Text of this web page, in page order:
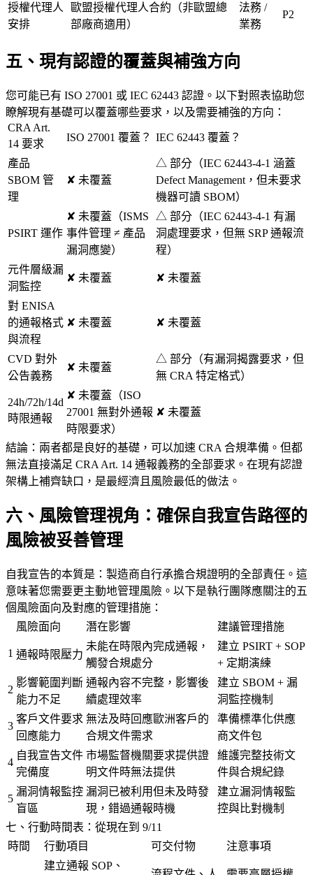
授權代理人
安排
歐盟授權代理人合約（非歐盟總
部廠商適用）
法務 /
業務
P2
五、現有認證的覆蓋與補強方向
您可能已有 ISO 27001 或 IEC 62443 認證。以下對照表協助您
瞭解現有基礎可以覆蓋哪些要求，以及需要補強的方向：
CRA Art.
14 要求
ISO 27001 覆蓋？ IEC 62443 覆蓋？
產品
SBOM 管
理
✘ 未覆蓋
△ 部分（IEC 62443-4-1 涵蓋
Defect Management，但未要求
機器可讀 SBOM）
PSIRT 運作
✘ 未覆蓋（ISMS
事件管理 ≠ 產品
漏洞應變）
△ 部分（IEC 62443-4-1 有漏
洞處理要求，但無 SRP 通報流
程）
元件層級漏
洞監控
✘ 未覆蓋 ✘ 未覆蓋
對 ENISA
的通報格式
與流程
✘ 未覆蓋 ✘ 未覆蓋
CVD 對外
公告義務
✘ 未覆蓋
△ 部分（有漏洞揭露要求，但
無 CRA 特定格式）
24h/72h/14d
時限通報
✘ 未覆蓋（ISO
27001 無對外通報
時限要求）
✘ 未覆蓋
結論：兩者都是良好的基礎，可以加速 CRA 合規準備。但都
無法直接滿足 CRA Art. 14 通報義務的全部要求。在現有認證
架構上補齊缺口，是最經濟且風險最低的做法。
六、風險管理視角：確保自我宣告路徑的
風險被妥善管理
自我宣告的本質是：製造商自行承擔合規證明的全部責任。這
意味著您需要更主動地管理風險。以下是執行團隊應關注的五
個風險面向及對應的管理措施：
風險面向
潛在影響 建議管理措施
1 通報時限壓力
未能在時限內完成通報，
觸發合規處分
建立 PSIRT + SOP
+ 定期演練
2
影響範圍判斷
能力不足
通報內容不完整，影響後
續處理效率
建立 SBOM + 漏
洞監控機制
3
客戶文件要求
回應能力
無法及時回應歐洲客戶的
合規文件需求
準備標準化供應
商文件包
4
自我宣告文件
完備度
市場監督機關要求提供證
明文件時無法提供
維護完整技術文
件與合規紀錄
5
漏洞情報監控
盲區
漏洞已被利用但未及時發
現，錯過通報時機
建立漏洞情報監
控與比對機制
七、行動時間表：從現在到 9/11
時間
行動項目 可交付物
注意事項
建立通報 SOP、